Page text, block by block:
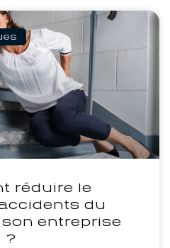
réduire le
du
entreprise
?